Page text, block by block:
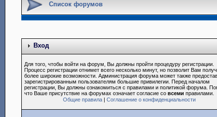
Список форумов
Вход
Для того, чтобы войти на форум, Вы должны пройти процедуру регистрации.
Процесс регистрации отнимет всего несколько минут, но позволит Вам
более широкие возможности. Администрация форума может также
зарегистрированным пользователям большие привилегии. Перед началом
регистрации, Вы должны ознакомиться с правилами и политикой форума.
что Ваше присутствие на форумах означает согласие совсеми правилами.
Общие правила |Соглашение о конфиденциальности